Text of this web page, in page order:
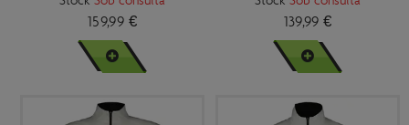
159,99 €
VER MAIS
139,99 €
VER MAIS